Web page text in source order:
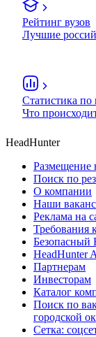
Рейтинг вузов
Лучшие
Статистика по
Что
HeadHunter
Размещение
Поиск по
О компании
Наши
Реклама на
Требования
Безопасный
HeadHunter
Партнерам
Инвесторам
Каталог
Поиск по
городской
Сетка: